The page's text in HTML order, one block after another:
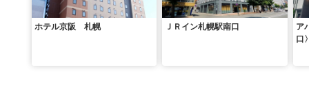
ホテル京阪 札幌 ＪＲイン札幌駅南口
ア
口